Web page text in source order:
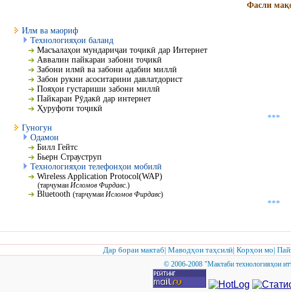
Фасли
Илм ва маориф
Технологияҳои баланд
Масъалаҳои мундариҷаи тоҷикӣ дар Интернет
Аввалин пайкараи забони тоҷикӣ
Забони илмӣ ва забони адабии миллӣ
Забон рукни асоситарини давлатдорист
Пояҳои густариши забони миллӣ
Пайкараи Рӯдакӣ дар интернет
Ҳуруфоти тоҷикӣ
***
Гуногун
Одамон
Билл Гейтс
Бьерн Страуструп
Технологияҳои телефонҳои мобилӣ
Wireless Application Protocol(WAP)
(тарҷумаи Исломов Фирдавс.)
Bluetooth (тарҷумаи Исломов Фирдавс)
***
Дар бораи мактаб| Маводҳои таҳсилӣ| Корҳои мо|
© 2006-2008 "Мактаби технологияҳои